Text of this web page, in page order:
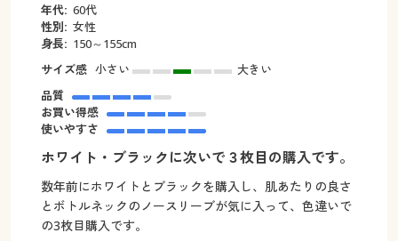
年代: 60代
性別: 女性
身長: 150～155cm
サイズ感 小さい
大きい
品質
お買い得感
使いやすさ
ホワイト・ブラックに次いで３枚目の購入です。
数年前にホワイトとブラックを購入し、肌あたりの良さ
とボトルネックのノースリーブが気に入って、色違いで
の3枚目購入です。